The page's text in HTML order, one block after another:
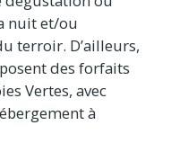
nuit et/ou
terroir. D’ailleurs,
des forfaits
Vertes, avec
à